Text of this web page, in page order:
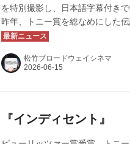
を特別撮影し、日本語字幕付き
昨年、トニー賞を総なめにした
ネマ 2025 秋」として全国順次
たしました！改めて皆様へ御礼
上映を開催いたします！そして
松竹ブロードウェイシネマ
『インディセント』